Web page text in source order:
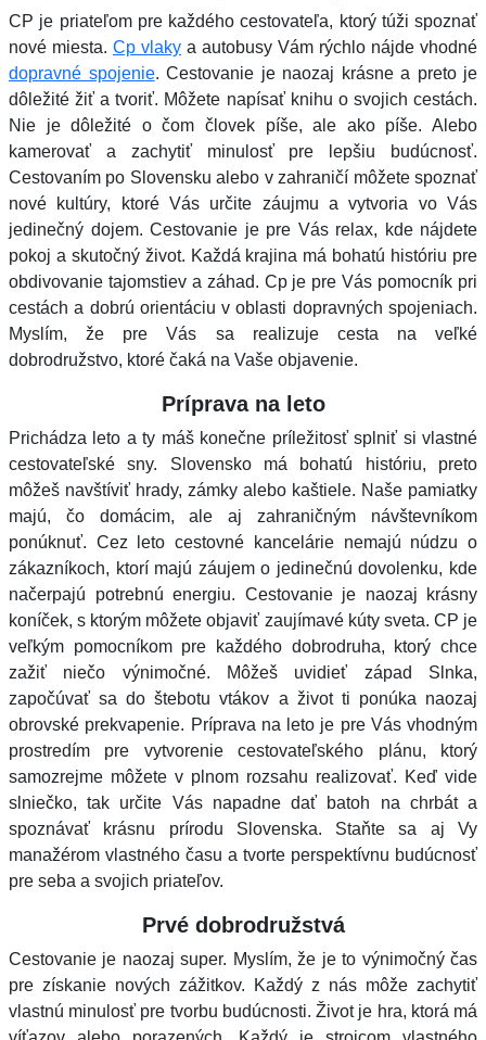
CP je priateľom pre každého cestovateľa, ktorý túži spoznať
nové miesta. Cp vlaky a autobusy Vám rýchlo nájde vhodné
dopravné spojenie. Cestovanie je naozaj krásne a preto je
dôležité žiť a tvoriť. Môžete napísať knihu o svojich cestách.
Nie je dôležité o čom človek píše, ale ako píše. Alebo
kamerovať a zachytiť minulosť pre lepšiu budúcnosť.
Cestovaním po Slovensku alebo v zahraničí môžete spoznať
nové kultúry, ktoré Vás určite záujmu a vytvoria vo Vás
jedinečný dojem. Cestovanie je pre Vás relax, kde nájdete
pokoj a skutočný život. Každá krajina má bohatú históriu pre
obdivovanie tajomstiev a záhad. Cp je pre Vás pomocník pri
cestách a dobrú orientáciu v oblasti dopravných spojeniach.
Myslím, že pre Vás sa realizuje cesta na veľké
dobrodružstvo, ktoré čaká na Vaše objavenie.
Príprava na leto
Prichádza leto a ty máš konečne príležitosť splniť si vlastné
cestovateľské sny. Slovensko má bohatú históriu, preto
môžeš navštíviť hrady, zámky alebo kaštiele. Naše pamiatky
majú, čo domácim, ale aj zahraničným návštevníkom
ponúknuť. Cez leto cestovné kancelárie nemajú núdzu o
zákazníkoch, ktorí majú záujem o jedinečnú dovolenku, kde
načerpajú potrebnú energiu. Cestovanie je naozaj krásny
koníček, s ktorým môžete objaviť zaujímavé kúty sveta. CP je
veľkým pomocníkom pre každého dobrodruha, ktorý chce
zažiť niečo výnimočné. Môžeš uvidieť západ Slnka,
započúvať sa do štebotu vtákov a život ti ponúka naozaj
obrovské prekvapenie. Príprava na leto je pre Vás vhodným
prostredím pre vytvorenie cestovateľského plánu, ktorý
samozrejme môžete v plnom rozsahu realizovať. Keď vide
slniečko, tak určite Vás napadne dať batoh na chrbát a
spoznávať krásnu prírodu Slovenska. Staňte sa aj Vy
manažérom vlastného času a tvorte perspektívnu budúcnosť
pre seba a svojich priateľov.
Prvé dobrodružstvá
Cestovanie je naozaj super. Myslím, že je to výnimočný čas
pre získanie nových zážitkov. Každý z nás môže zachytiť
vlastnú minulosť pre tvorbu budúcnosti. Život je hra, ktorá má